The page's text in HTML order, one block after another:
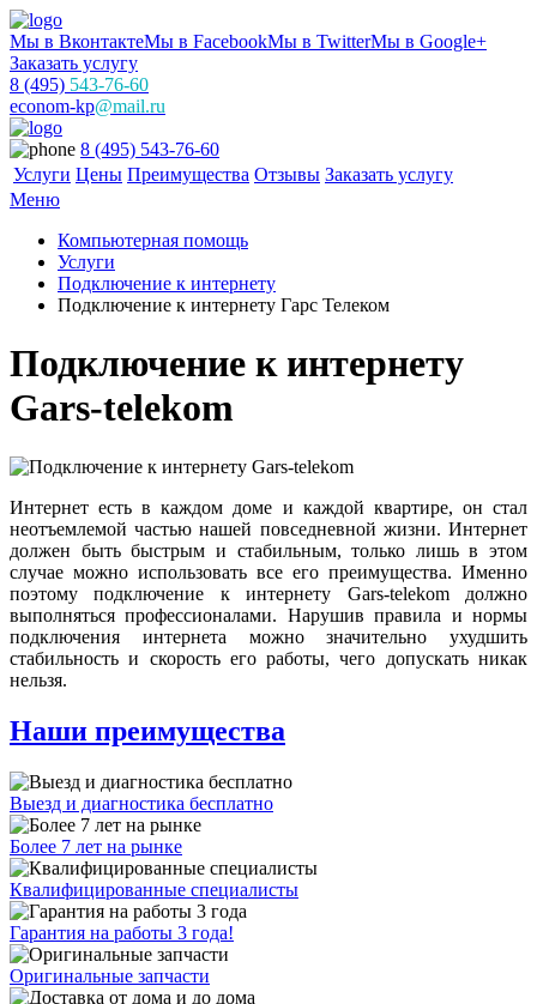
Мы в ВконтактеМы в FacebookМы в TwitterМы в Google+
Заказать услугу
8 (495) 543-76-60
econom-kp@mail.ru
8 (495) 543-76-60
Услуги Цены Преимущества Отзывы Заказать услугу
Меню
Компьютерная помощь
Услуги
Подключение к интернету
Подключение к интернету Гарс Телеком
Подключение к интернету
Gars-telekom
Интернет есть в каждом доме и каждой квартире, он стал
неотъемлемой частью нашей повседневной жизни. Интернет
должен быть быстрым и стабильным, только лишь в этом
случае можно использовать все его преимущества. Именно
поэтому подключение к интернету Gars-telekom должно
выполняться профессионалами. Нарушив правила и нормы
подключения интернета можно значительно ухудшить
стабильность и скорость его работы, чего допускать никак
нельзя.
Наши преимущества
Выезд и диагностика бесплатно
Более 7 лет на рынке
Квалифицированные специалисты
Гарантия на работы 3 года!
Оригинальные запчасти